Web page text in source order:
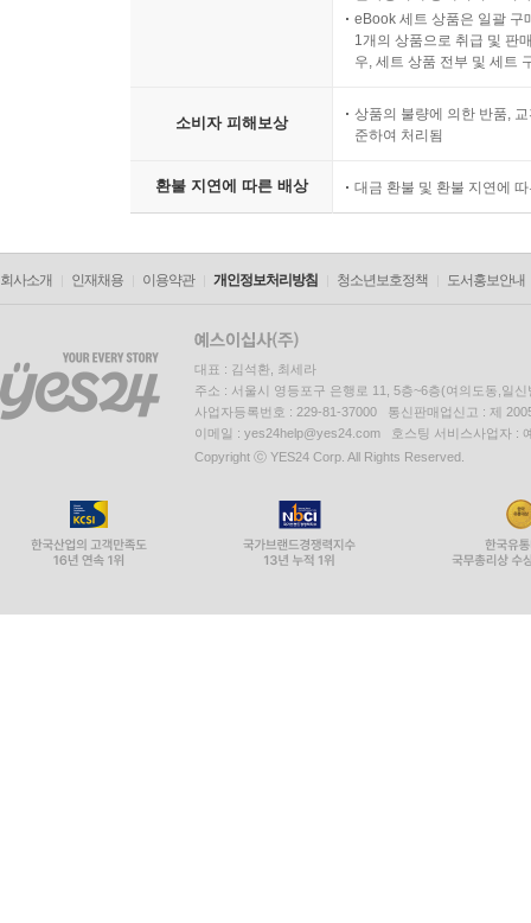
eBook 세트 상품은 일괄 구
1개의 상품으로 취급 및 판
우, 세트 상품 전부 및 세트
소비자 피해보상
상품의 불량에 의한 반품,
준하여 처리됨
환불 지연에 따른 배상 대금 환불 및 환불 지연에
회사소개 인재채용 이용약관 개인정보처리방침 청소년보호정책 도서홍보안내
대표 : 김석환, 최세라
주소 : 서울시 영등포구 은행로 11, 5층~6층(여의도동,일신
사업자등록번호 : 229-81-37000 통신판매업신고 : 제
이메일 : yes24help@yes24.com 호스팅 서비스사업자 :
Copyright ⓒ YES24 Corp. All Rights Reserved.